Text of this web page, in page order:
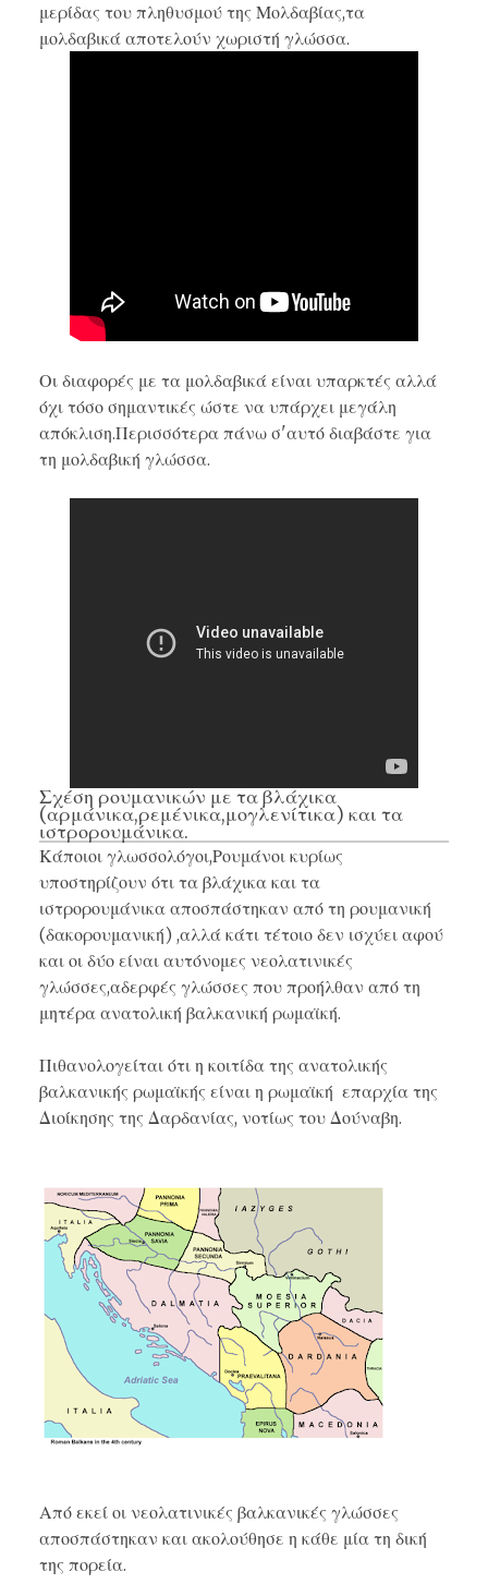
μερίδας του πληθυσμού της Μολδαβίας,τα
μολδαβικά αποτελούν χωριστή γλώσσα.
Οι διαφορές με τα μολδαβικά είναι υπαρκτές αλλά
όχι τόσο σημαντικές ώστε να υπάρχει μεγάλη
απόκλιση.Περισσότερα πάνω σ'αυτό διαβάστε για
τη μολδαβική γλώσσα.
Σχέση ρουμανικών με τα βλάχικα
(αρμάνικα,ρεμένικα,μογλενίτικα) και τα
ιστρορουμάνικα.
Κάποιοι γλωσσολόγοι,Ρουμάνοι κυρίως
υποστηρίζουν ότι τα βλάχικα και τα
ιστρορουμάνικα αποσπάστηκαν από τη ρουμανική
(δακορουμανική) ,αλλά κάτι τέτοιο δεν ισχύει αφού
και οι δύο είναι αυτόνομες νεολατινικές
γλώσσες,αδερφές γλώσσες που προήλθαν από τη
μητέρα ανατολική βαλκανική ρωμαϊκή.
Πιθανολογείται ότι η κοιτίδα της ανατολικής
βαλκανικής ρωμαϊκής είναι η ρωμαϊκή επαρχία της
Διοίκησης της Δαρδανίας, νοτίως του Δούναβη.
Από εκεί οι νεολατινικές βαλκανικές γλώσσες
αποσπάστηκαν και ακολούθησε η κάθε μία τη δική
της πορεία.